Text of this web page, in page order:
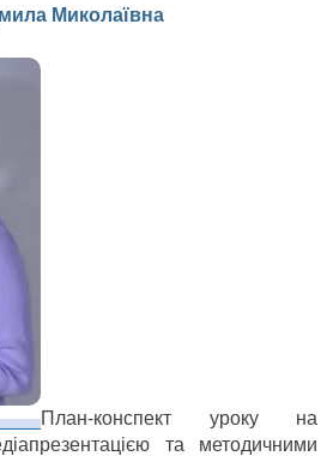
Миколаївна
План-конспект уроку на
та методичними